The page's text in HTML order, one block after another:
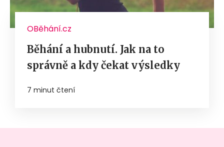
OBěhání.cz
Běhání a hubnutí. Jak na to
správně a kdy čekat výsledky
7 minut čtení